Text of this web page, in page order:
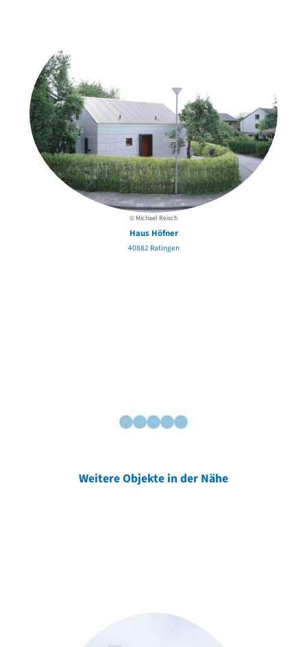
© Michael Reisch
Haus Höfner
40882 Ratingen
Weitere Objekte in der Nähe